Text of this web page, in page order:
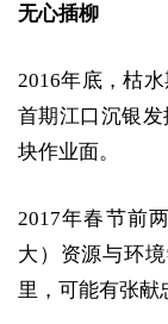
无心插柳
2016年底，枯
首期江口沉银
块作业面。
2017年春节前
大）资源与环
里，可能有张献